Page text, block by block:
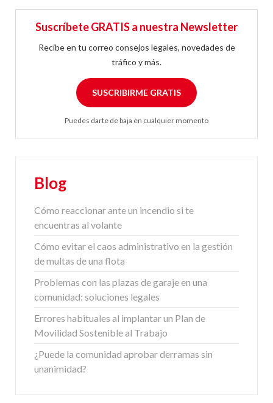
Suscríbete GRATIS a nuestra Newsletter
Recibe en tu correo consejos legales, novedades de
tráfico y más.
SUSCRIBIRME GRATIS
Puedes darte de baja en cualquier momento
Blog
Cómo reaccionar ante un incendio si te
encuentras al volante
Cómo evitar el caos administrativo en la gestión
de multas de una flota
Problemas con las plazas de garaje en una
comunidad: soluciones legales
Errores habituales al implantar un Plan de
Movilidad Sostenible al Trabajo
¿Puede la comunidad aprobar derramas sin
unanimidad?